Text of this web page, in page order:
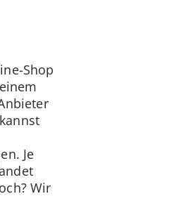
Shop
Je
Wir